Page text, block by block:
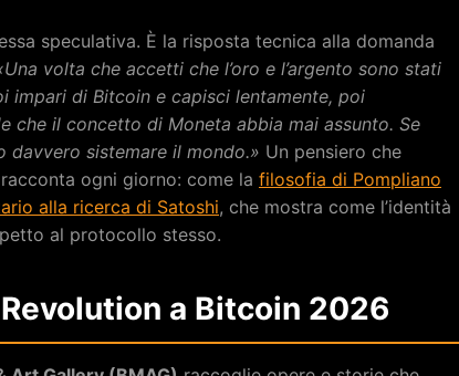
speculativa. È la risposta tecnica alla domanda
volta che accetti che l’oro e l’argento sono stati
impari di Bitcoin e capisci lentamente, poi
che il concetto di Moneta abbia mai assunto. Se
davvero sistemare il mondo.» Un pensiero che
ogni giorno: come la filosofia di Pompliano
alla ricerca di Satoshi, che mostra come l’identità
al protocollo stesso.
a Bitcoin 2026